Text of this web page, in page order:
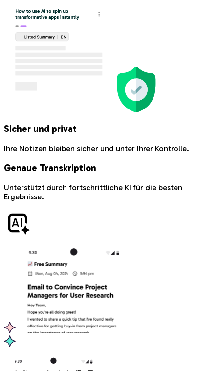
Sicher und privat
Ihre Notizen bleiben sicher und unter Ihrer Kontrolle.
Genaue Transkription
Unterstützt durch fortschrittliche KI für die besten
Ergebnisse.